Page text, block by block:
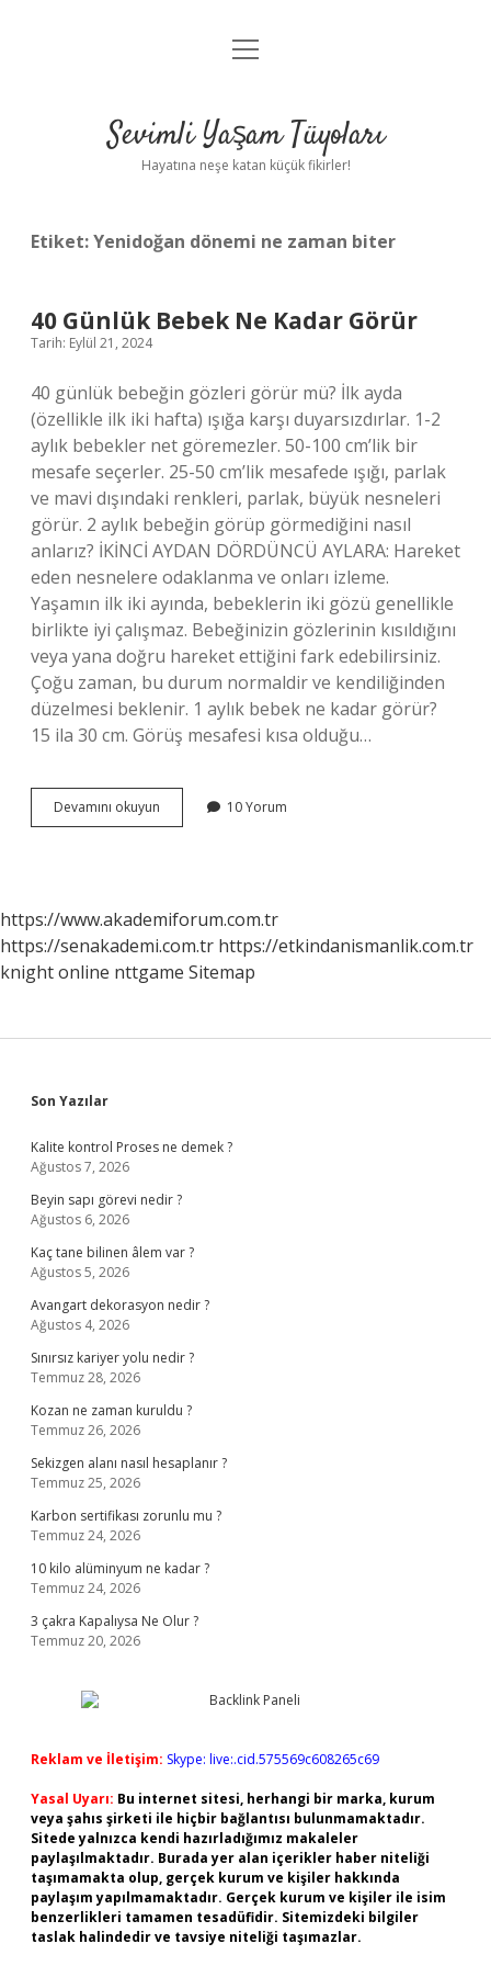
Anasayfa
Yasal Uyarı
menüyü
Sevimli Yaşam Tüyoları
Hayatına neşe katan küçük fikirler!
Etiket:Yenidoğan dönemi ne zaman biter
40 Günlük Bebek Ne Kadar Görür
Tarih: Eylül 21, 2024
40 günlük bebeğin gözleri görür mü? İlk ayda
(özellikle ilk iki hafta) ışığa karşı duyarsızdırlar. 1-2
aylık bebekler net göremezler. 50-100 cm’lik bir
mesafe seçerler. 25-50 cm’lik mesafede ışığı, parlak
ve mavi dışındaki renkleri, parlak, büyük nesneleri
görür. 2 aylık bebeğin görüp görmediğini nasıl
anlarız? İKİNCİ AYDAN DÖRDÜNCÜ AYLARA: Hareket
eden nesnelere odaklanma ve onları izleme.
Yaşamın ilk iki ayında, bebeklerin iki gözü genellikle
birlikte iyi çalışmaz. Bebeğinizin gözlerinin kısıldığını
veya yana doğru hareket ettiğini fark edebilirsiniz.
Çoğu zaman, bu durum normaldir ve kendiliğinden
düzelmesi beklenir. 1 aylık bebek ne kadar görür?
15 ila 30 cm. Görüş mesafesi kısa olduğu…
Devamını okuyun
Günlük
10 Yorum
https://www.akademiforum.com.tr
https://senakademi.com.tr https://etkindanismanlik.com.tr
knight online nttgame Sitemap
Sidebar
Son Yazılar
Kalite kontrol Proses ne demek ?
Ağustos 7, 2026
Beyin sapı görevi nedir ?
Ağustos 6, 2026
Kaç tane bilinen âlem var ?
Ağustos 5, 2026
Avangart dekorasyon nedir ?
Ağustos 4, 2026
Sınırsız kariyer yolu nedir ?
Temmuz 28, 2026
Kozan ne zaman kuruldu ?
Temmuz 26, 2026
Sekizgen alanı nasıl hesaplanır ?
Temmuz 25, 2026
Karbon sertifikası zorunlu mu ?
Temmuz 24, 2026
10 kilo alüminyum ne kadar ?
Temmuz 24, 2026
3 çakra Kapalıysa Ne Olur ?
Temmuz 20, 2026
Reklam ve İletişim: Skype: live:.cid.575569c608265c69
Yasal Uyarı: Bu internet sitesi, herhangi bir marka, kurum
veya şahıs şirketi ile hiçbir bağlantısı bulunmamaktadır.
Sitede yalnızca kendi hazırladığımız makaleler
paylaşılmaktadır. Burada yer alan içerikler haber niteliği
taşımamakta olup, gerçek kurum ve kişiler hakkında
paylaşım yapılmamaktadır. Gerçek kurum ve kişiler ile isim
benzerlikleri tamamen tesadüfidir. Sitemizdeki bilgiler
taslak halindedir ve tavsiye niteliği taşımazlar.